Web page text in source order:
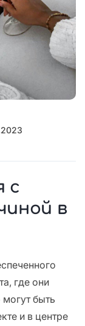
с
в
где они
быть
и в центре